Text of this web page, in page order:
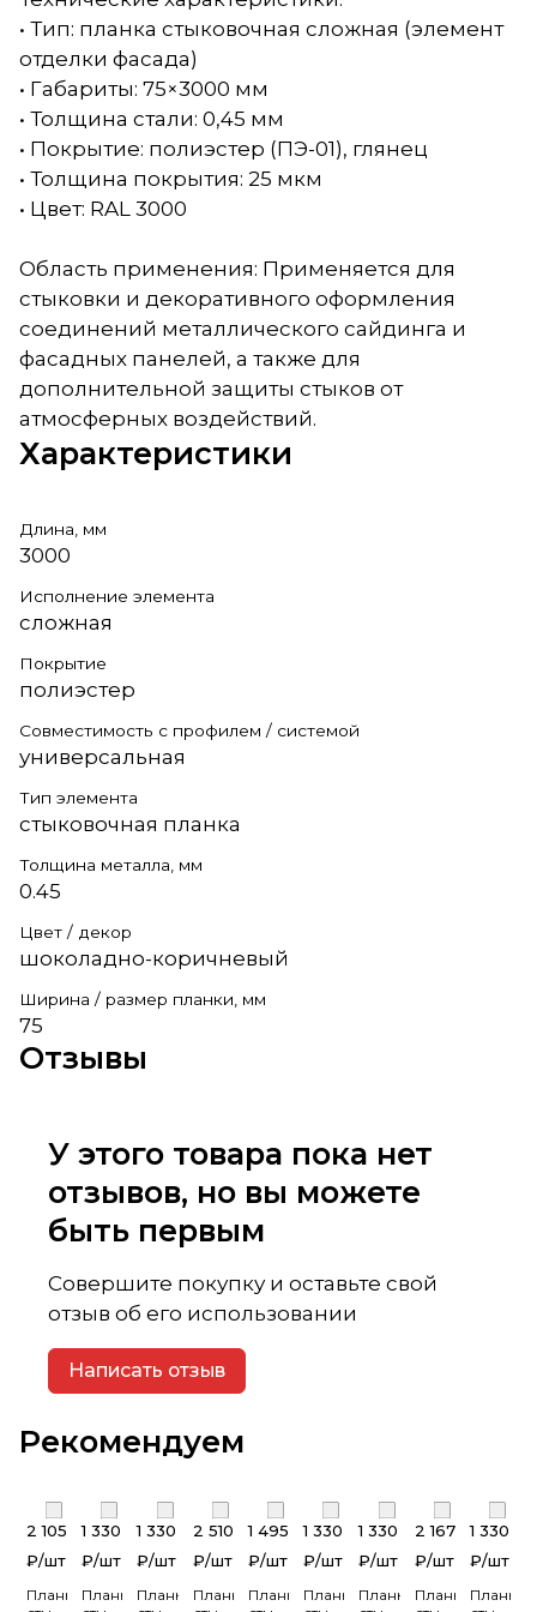
• Тип: планка стыковочная сложная (элемент
отделки фасада)
• Габариты: 75×3000 мм
• Толщина стали: 0,45 мм
• Покрытие: полиэстер (ПЭ-01), глянец
• Толщина покрытия: 25 мкм
• Цвет: RAL 3000
Область применения: Применяется для
стыковки и декоративного оформления
соединений металлического сайдинга и
фасадных панелей, а также для
дополнительной защиты стыков от
атмосферных воздействий.
Характеристики
Длина, мм
3000
Исполнение элемента
сложная
Покрытие
полиэстер
Совместимость с профилем / системой
универсальная
Тип элемента
стыковочная планка
Толщина металла, мм
0.45
Цвет / декор
шоколадно-коричневый
Ширина / размер планки, мм
75
Отзывы
У этого товара пока нет
отзывов, но вы можете
быть первым
Совершите покупку и оставьте свой
отзыв об его использовании
Написать отзыв
Рекомендуем
2 105
₽/шт
Планка
1 330
₽/шт
Планка
1 330
₽/шт
Планка
2 510
₽/шт
Планка
1 495
₽/шт
Планка
1 330
₽/шт
Планка
1 330
₽/шт
Планка
2 167
₽/шт
Планка
1 330
₽/шт
Планка